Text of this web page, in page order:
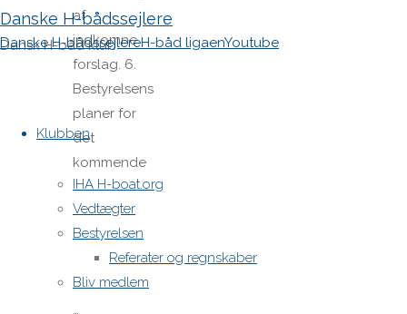
Danske H-bådssejlere
Dansk H-båd klub
Danske H-bådssejlereH-båd ligaenYoutube
Klubben
IHA H-boat.org
Vedtægter
Bestyrelsen
Referater og regnskaber
Bliv medlem
af
indkomne
forslag. 6.
Bestyrelsens
planer for
det
kommende
år. 7.
Budget 8.
Fastlæggelse
kontingenter